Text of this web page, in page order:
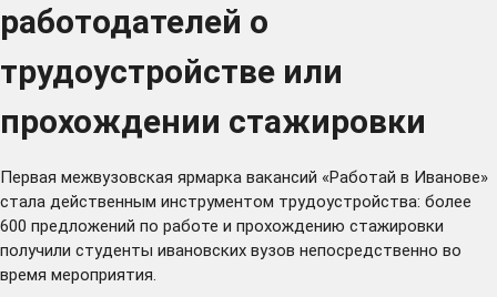
работодателей о
трудоустройстве или
прохождении стажировки
Первая межвузовская ярмарка вакансий «Работай в Иванове»
стала действенным инструментом трудоустройства: более
600 предложений по работе и прохождению стажировки
получили студенты ивановских вузов непосредственно во
время мероприятия.